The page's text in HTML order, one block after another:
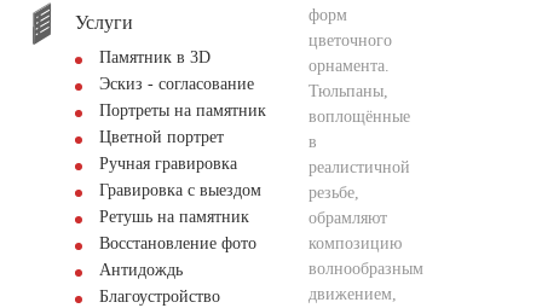
Услуги
Памятник в 3D
Эскиз - согласование
Портреты на памятник
Цветной портрет
Ручная гравировка
Гравировка с выездом
Ретушь на памятник
Восстановление фото
Антидождь
Благоустройство
форм
цветочного
орнамента.
Тюльпаны,
воплощённые
в
реалистичной
резьбе,
обрамляют
композицию
волнообразным
движением,